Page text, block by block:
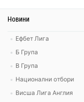
Новини
Ефбет Лига
Б Група
В Група
Национални отбори
Висша Лига Англия